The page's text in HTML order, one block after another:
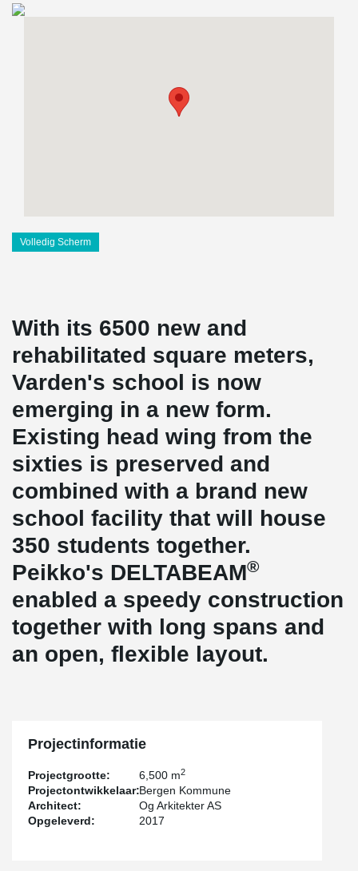
Volledig Scherm
With its 6500 new and
rehabilitated square meters,
Varden's school is now
emerging in a new form.
Existing head wing from the
sixties is preserved and
combined with a brand new
school facility that will house
350 students together.
Peikko's DELTABEAM®
enabled a speedy construction
together with long spans and
an open, flexible layout.
Projectinformatie
Projectgrootte: 6,500 m2
Projectontwikkelaar:Bergen Kommune
Architect:
Og Arkitekter AS
Opgeleverd:
2017